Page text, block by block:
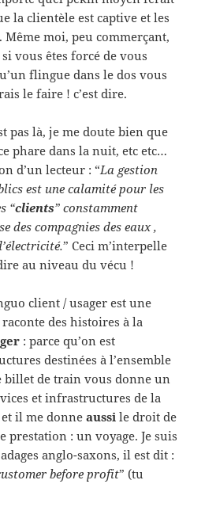
la clientèle est captive et les
moi, peu commerçant,
vous êtes forcé de vous
flingue dans le dos vous
le faire ! c’est dire.
pas là, je me doute bien que
phare dans la nuit, etc etc…
d’un lecteur : “La gestion
est une calamité pour les
“clients” constamment
des compagnies des eaux ,
” Ceci m’interpelle
au niveau du vécu !
client / usager est une
des histoires à la
: parce qu’on est
destinées à l’ensemble
billet de train vous donne un
et infrastructures de la
et il me donneaussile droit de
prestation : un voyage. Je suis
anglo-saxons, il est dit :
before profit” (tu